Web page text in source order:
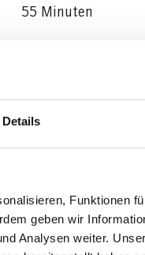
Details
Funktionen
geben wir
Analysen weiter.
55 Minuten
1 Stunde 5 Minuten
1 Stunde 45
ersten Akt)